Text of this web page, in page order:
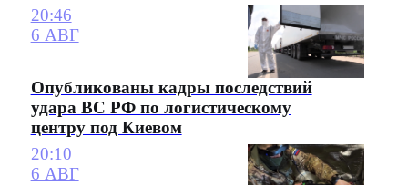
20:46
6 АВГ
Опубликованы кадры последствий
удара ВС РФ по логистическому
центру под Киевом
20:10
6 АВГ